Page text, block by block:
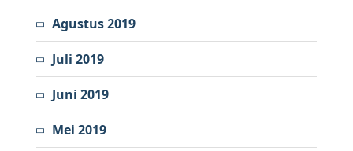
Agustus 2019
Juli 2019
Juni 2019
Mei 2019